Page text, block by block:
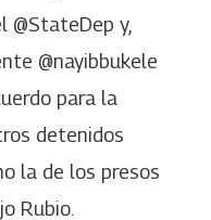
@StateDep y,
@nayibbukele
para la
detenidos
la de los presos
Rubio.